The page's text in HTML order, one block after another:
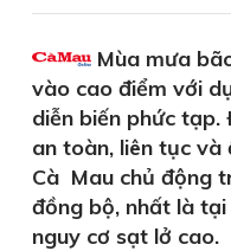
Mùa mưa
vào cao điểm với
diễn biến phức
an toàn, liên tục và
Cà Mau chủ động
đồng bộ, nhất là
nguy cơ sạt lở cao.